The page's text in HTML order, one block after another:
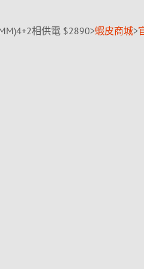
相供電 $2890>蝦皮商城>